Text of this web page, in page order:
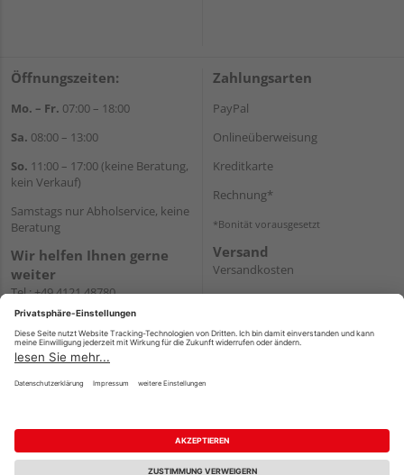
Öffnungszeiten:
Mo. – Fr. 07:00 – 18:00
Sa. 08:00 – 13:00
So. 11:00 – 17:00 (keine Beratung,
kein Verkauf)
Samstags nur Abholservice, keine
Beratung
Wir helfen Ihnen gerne
weiter
Tel.:+49 4121 48780
E-Mail:onlineshop@holz-
WhatsApp
Zahlungsarten
PayPal
Onlineüberweisung
Kreditkarte
Rechnung*
*Bonität vorausgesetzt
Versand
Versandkosten
Impressum AGB Widerruf
Datenschutz
Reservierungsbedingungen
Vertrag widerrufen